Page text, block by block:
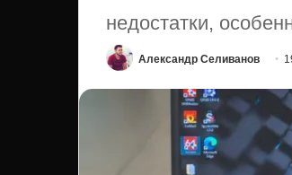
недостатки,
Александр Селиванов